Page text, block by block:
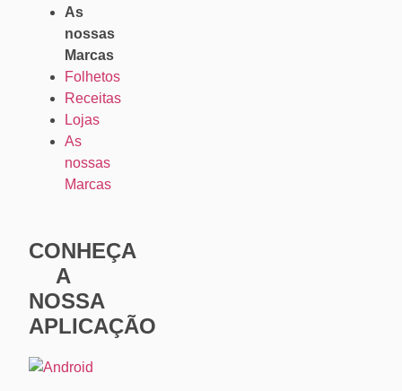
As
nossas
Marcas
Folhetos
Receitas
Lojas
As
nossas
Marcas
CONHEÇA
A
NOSSA
APLICAÇÃO